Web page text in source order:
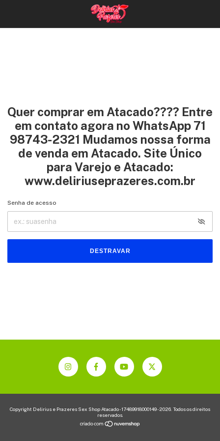
Quer comprar em Atacado???? Entre
em contato agora no WhatsApp 71
98743-2321 Mudamos nossa forma
de venda em Atacado. Site Único
para Varejo e Atacado:
www.deliriuseprazeres.com.br
Senha de acesso
DESTRAVAR
Copyright Delirius e Prazeres Sex Shop Atacado - 17489918000149 - 2026. Todos os direitos
reservados.